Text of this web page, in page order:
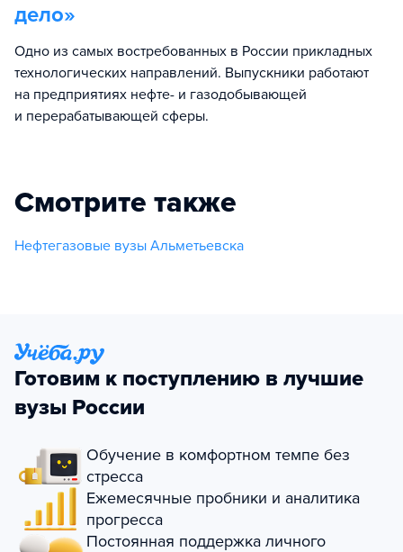
дело»
Одно из самых востребованных в России прикладных
технологических направлений. Выпускники работают
на предприятиях нефте- и газодобывающей
и перерабатывающей сферы.
Смотрите также
Нефтегазовые вузы Альметьевска
Готовим к поступлению в лучшие
вузы России
Обучение в комфортном темпе без
стресса
Ежемесячные пробники и аналитика
прогресса
Постоянная поддержка личного